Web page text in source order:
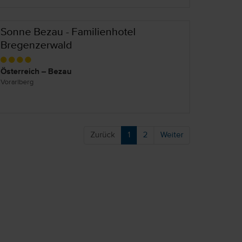
Sonne Bezau - Familienhotel
Bregenzerwald
Österreich – Bezau
Vorarlberg
Zurück 1 2 Weiter